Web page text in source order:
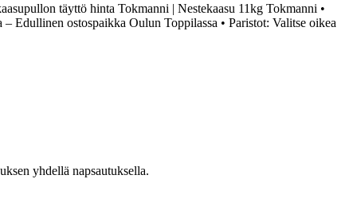
täyttö hinta Tokmanni | Nestekaasu 11kg Tokmanni •
Edullinen ostospaikka Oulun Toppilassa • Paristot: Valitse oikea
yhdellä napsautuksella.